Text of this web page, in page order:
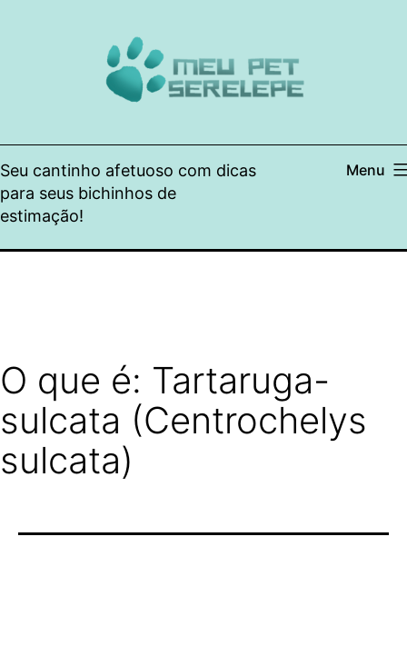
Seu cantinho afetuoso com dicas
para seus bichinhos de
estimação!
Menu
O que é: Tartaruga-
sulcata (Centrochelys
sulcata)